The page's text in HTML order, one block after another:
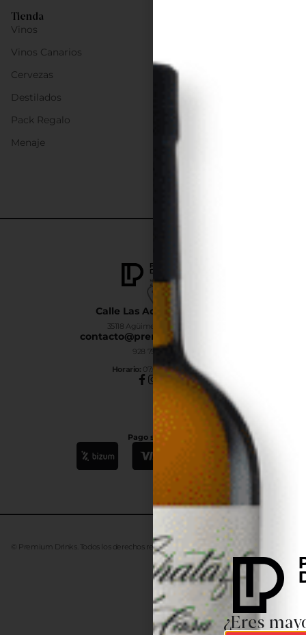
Calle Las Adelfas Nº6-B
35118 Agüimes, Las Palmas
contacto@premiumdrinks.es
928 754 363
Horario: 07:00h a 15:00h
Pago seguro
Tienda
Vinos
Vinos Canarios
Cervezas
Destilados
Pack Regalo
Menaje
© Premium Drinks. Todos los derechos reservados. DesarrolladoAdvanze
¿Eres